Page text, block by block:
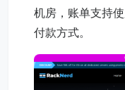
机房，账单支持
付款方式。